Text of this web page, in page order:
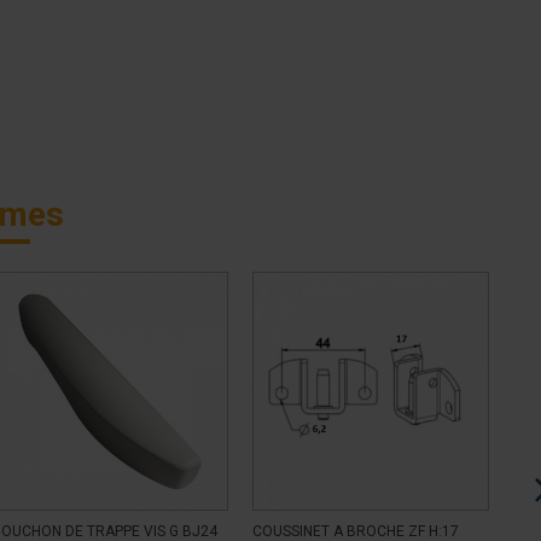
DE TRAPPE VIS G BJ24
COUSSINET A BROCHE ZF H:17